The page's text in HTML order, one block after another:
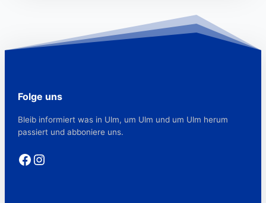
Folge uns
Bleib informiert was in Ulm, um Ulm und um Ulm herum
passiert und abboniere uns.
Facebook Instagram